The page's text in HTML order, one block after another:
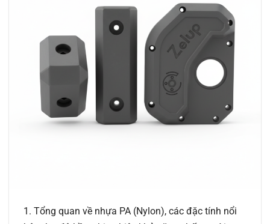
1. Tổng quan về nhựa PA (Nylon), các đặc tính nổi